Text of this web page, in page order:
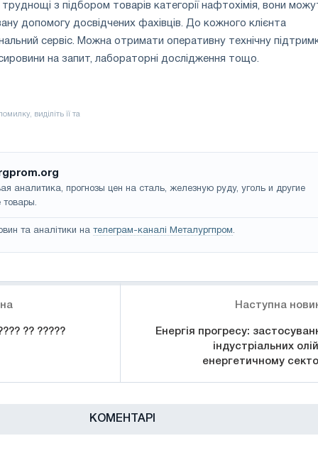
з підбором товарів категорії нафтохімія, вони
допомогу досвідчених фахівців. До кожного клієнта
сервіс. Можна отримати оперативну технічну
на запит, лабораторні дослідження тощо.
аналитика, прогнозы цен на сталь, железную руду, уголь и другие
товары.
та аналітики на телеграм-каналі Металургпром.
?? ?????
Наступна
Енергія прогресу:
індустріальних
енергетичному
КОМЕНТАРІ